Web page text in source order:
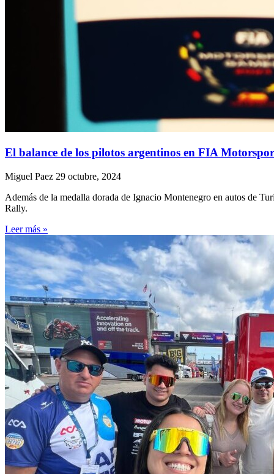
El balance de los pilotos argentinos en FIA
Miguel Paez 29 octubre, 2024
Además de la medalla dorada de Ignacio Montenegro en autos de
Rally.
Leer más »